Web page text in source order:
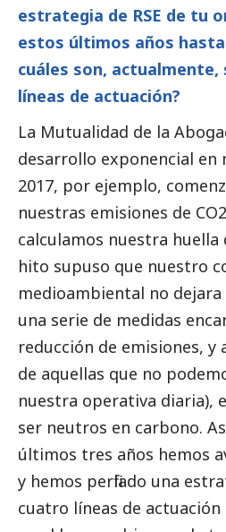
estrategia de RSE de tu
estos últimos años
cuáles son, actualmente,
líneas de actuación?
La Mutualidad de la
desarrollo exponencial en
2017, por ejemplo,
nuestras emisiones de
calculamos nuestra huella
hito supuso que nuestro
medioambiental no dejara
una serie de medidas
reducción de emisiones, y
de aquellas que no
nuestra operativa diaria),
ser neutros en carbono.
últimos tres años hemos
y hemos perfilado una
cuatro líneas de